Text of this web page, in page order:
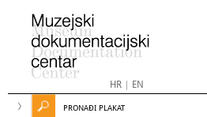
HR| EN
PRONAĐI PLAKAT